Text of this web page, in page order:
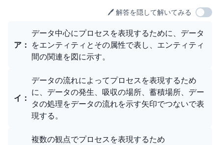
🖊️ 解答を隠して解いてみる
選択肢
ア ：
データ中心にプロセスを表現するために、データ
をエンティティとその属性で表し、エンティティ
間の関連を図に示す。
イ ：
データの流れによってプロセスを表現するため
に、データの発生、吸収の場所、蓄積場所、デー
タの処理をデータの流れを示す矢印でつないで表
現する。
複数の観点でプロセスを表現するため